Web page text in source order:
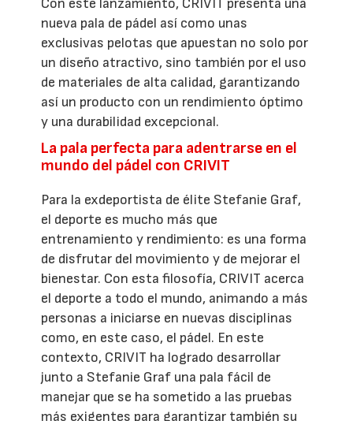
nueva pala de pádel así como unas
exclusivas pelotas que apuestan no solo por
un diseño atractivo, sino también por el uso
de materiales de alta calidad, garantizando
así un producto con un rendimiento óptimo
y una durabilidad excepcional.
La pala perfecta para adentrarse en el
mundo del pádel con CRIVIT
Para la exdeportista de élite Stefanie Graf,
el deporte es mucho más que
entrenamiento y rendimiento: es una forma
de disfrutar del movimiento y de mejorar el
bienestar. Con esta filosofía, CRIVIT acerca
el deporte a todo el mundo, animando a más
personas a iniciarse en nuevas disciplinas
como, en este caso, el pádel. En este
contexto, CRIVIT ha logrado desarrollar
junto a Stefanie Graf una pala fácil de
manejar que se ha sometido a las pruebas
más exigentes para garantizar también su